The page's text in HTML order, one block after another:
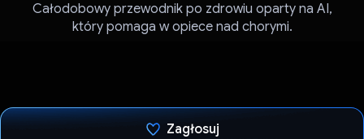
Całodobowy przewodnik po zdrowiu oparty na AI,
który pomaga w opiece nad chorymi.
Zagłosuj